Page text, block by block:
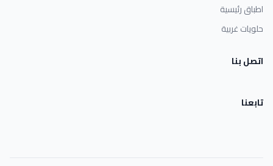
اطباق رئيسية
حلويات غربية
اتصل بنا
تابعنا